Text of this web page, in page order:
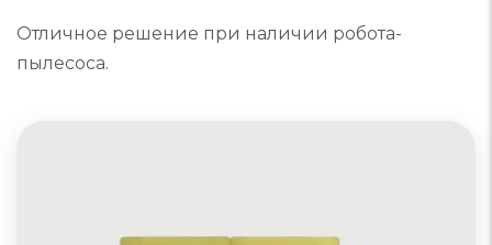
Отличное решение при наличии робота-
пылесоса.